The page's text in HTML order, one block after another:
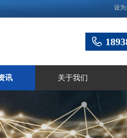
设
讯 关于我们